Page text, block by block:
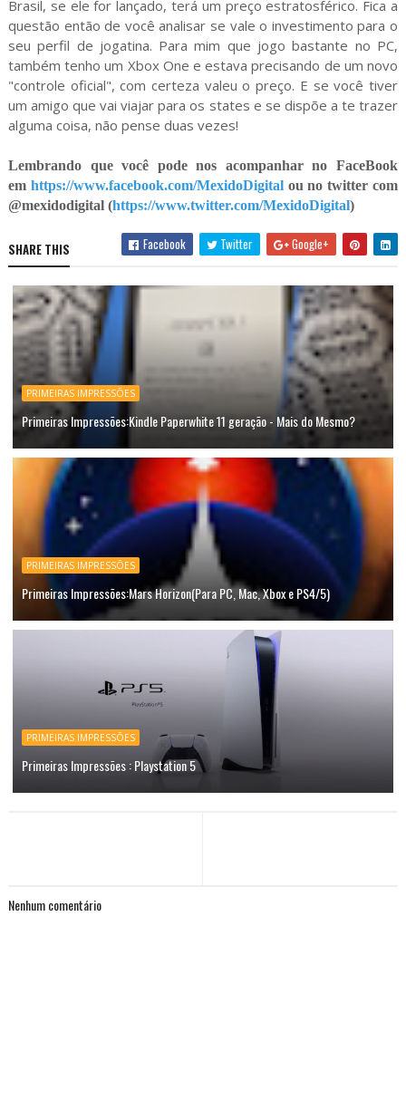
Brasil, se ele for lançado, terá um preço estratosférico. Fica a
questão então de você analisar se vale o investimento para o
seu perfil de jogatina. Para mim que jogo bastante no PC,
também tenho um Xbox One e estava precisando de um novo
"controle oficial", com certeza valeu o preço. E se você tiver
um amigo que vai viajar para os states e se dispõe a te trazer
alguma coisa, não pense duas vezes!
Lembrando que você pode nos acompanhar no FaceBook
em https://www.facebook.com/MexidoDigitalou no twitter com
@mexidodigital (https://www.twitter.com/MexidoDigital)
SHARE THIS Facebook Twitter Google+
PRIMEIRAS IMPRESSÕES
Primeiras Impressões:Kindle Paperwhite 11 geração - Mais do Mesmo?
PRIMEIRAS IMPRESSÕES
Primeiras Impressões:Mars Horizon(Para PC, Mac, Xbox e PS4/5)
PRIMEIRAS IMPRESSÕES
Primeiras Impressões : Playstation 5
Nenhum comentário